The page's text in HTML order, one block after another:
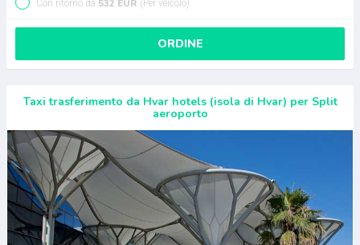
Con ritorno da 532 EUR (Per veicolo)
ORDINE
Taxi trasferimento da Hvar hotels (isola di Hvar) per Split
aeroporto